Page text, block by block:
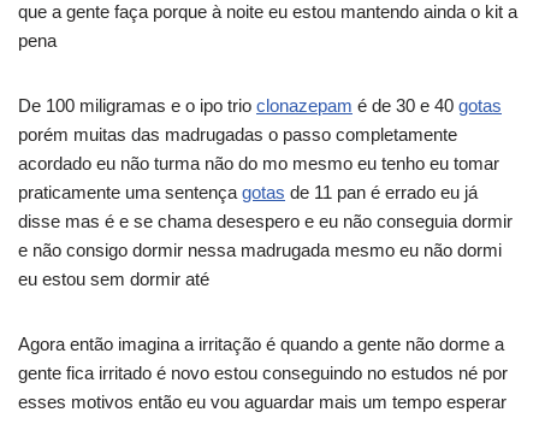
que a gente faça porque à noite eu estou mantendo ainda o kit a
pena
De 100 miligramas e o ipo trio clonazepam é de 30 e 40 gotas
porém muitas das madrugadas o passo completamente
acordado eu não turma não do mo mesmo eu tenho eu tomar
praticamente uma sentença gotas de 11 pan é errado eu já
disse mas é e se chama desespero e eu não conseguia dormir
e não consigo dormir nessa madrugada mesmo eu não dormi
eu estou sem dormir até
Agora então imagina a irritação é quando a gente não dorme a
gente fica irritado é novo estou conseguindo no estudos né por
esses motivos então eu vou aguardar mais um tempo esperar